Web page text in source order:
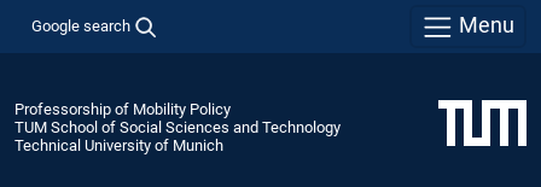
Google search Menu
Professorship of Mobility Policy
TUM School of Social Sciences and Technology
Technical University of Munich